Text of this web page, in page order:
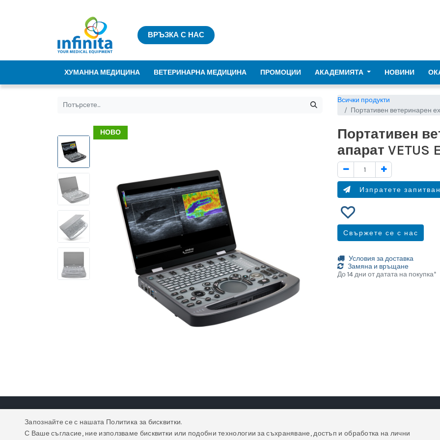
ВРЪЗКА С НАС
ХУМАННА МЕДИЦИНА ВЕТЕРИНАРНА МЕДИЦИНА ПРОМОЦИИ АКАДЕМИЯТА НОВИНИ
Всички продукти
Портативен ветеринарен
НОВО
Портативен
апарат VETUS
Изпратете
Свържете се с нас
Условия за доставка
Замяна и връщане
До 14 дни от датата на покупка*
Запознайте се с нашата Политика за бисквитки.
С Ваше съгласие, ние използваме бисквитки или подобни технологии за съхраняване, достъп и обработка на лични